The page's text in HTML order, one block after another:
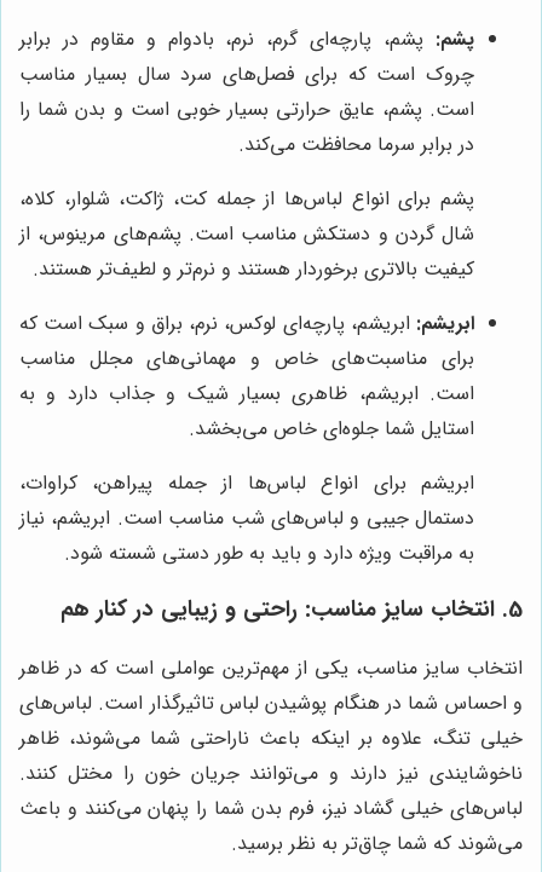
پشم: پشم، پارچه‌ای گرم، نرم، بادوام و مقاوم در برابر
چروک است که برای فصل‌های سرد سال بسیار مناسب
است. پشم، عایق حرارتی بسیار خوبی است و بدن شما را
در برابر سرما محافظت می‌کند.
پشم برای انواع لباس‌ها از جمله کت، ژاکت، شلوار، کلاه،
شال گردن و دستکش مناسب است. پشم‌های مرینوس، از
کیفیت بالاتری برخوردار هستند و نرم‌تر و لطیف‌تر هستند.
ابریشم: ابریشم، پارچه‌ای لوکس، نرم، براق و سبک است که
برای مناسبت‌های خاص و مهمانی‌های مجلل مناسب
است. ابریشم، ظاهری بسیار شیک و جذاب دارد و به
استایل شما جلوه‌ای خاص می‌بخشد.
ابریشم برای انواع لباس‌ها از جمله پیراهن، کراوات،
دستمال جیبی و لباس‌های شب مناسب است. ابریشم، نیاز
به مراقبت ویژه دارد و باید به طور دستی شسته شود.
5. انتخاب سایز مناسب: راحتی و زیبایی در کنار هم
انتخاب سایز مناسب، یکی از مهم‌ترین عواملی است که در ظاهر
و احساس شما در هنگام پوشیدن لباس تاثیرگذار است. لباس‌های
خیلی تنگ، علاوه بر اینکه باعث ناراحتی شما می‌شوند، ظاهر
ناخوشایندی نیز دارند و می‌توانند جریان خون را مختل کنند.
لباس‌های خیلی گشاد نیز، فرم بدن شما را پنهان می‌کنند و باعث
می‌شوند که شما چاق‌تر به نظر برسید.